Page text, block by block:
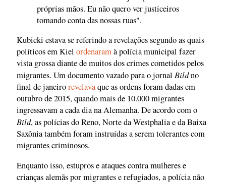
próprias mãos. Eu não quero ver justiceiros
tomando conta das nossas ruas".
Kubicki estava se referindo a revelações segundo as quais
políticos em Kiel ordenaramà polícia municipal fazer
vista grossa diante de muitos dos crimes cometidos pelos
migrantes. Um documento vazado para o jornal Bildno
final de janeirorevelavaque as ordens foram dadas em
outubro de 2015, quando mais de 10.000 migrantes
ingressavam a cada dia na Alemanha. De acordo com o
Bild, as polícias do Reno, Norte da Westphalia e da Baixa
Saxônia também foram instruídas a serem tolerantes com
migrantes criminosos.
Enquanto isso, estupros e ataques contra mulheres e
crianças alemãs por migrantes e refugiados, a polícia não